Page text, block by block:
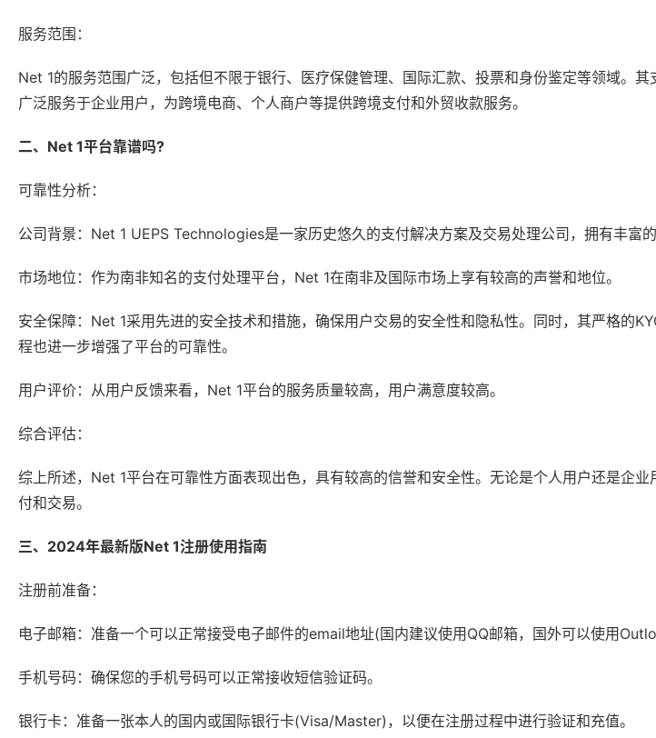
服务范围：
Net 1的服务范围广泛，包括但不限于银行、医疗保健管理、国际汇款、投票和身份鉴定等领域。
广泛服务于企业用户，为跨境电商、个人商户等提供跨境支付和外贸收款服务。
二、Net 1平台靠谱吗?
可靠性分析：
公司背景：Net 1 UEPS Technologies是一家历史悠久的支付解决方案及交易处理公司，拥有丰富的
市场地位：作为南非知名的支付处理平台，Net 1在南非及国际市场上享有较高的声誉和地位。
安全保障：Net 1采用先进的安全技术和措施，确保用户交易的安全性和隐私性。同时，其严格的
程也进一步增强了平台的可靠性。
用户评价：从用户反馈来看，Net 1平台的服务质量较高，用户满意度较高。
综合评估：
综上所述，Net 1平台在可靠性方面表现出色，具有较高的信誉和安全性。无论是个人用户还是企
付和交易。
三、2024年最新版Net 1注册使用指南
注册前准备：
电子邮箱：准备一个可以正常接受电子邮件的email地址(国内建议使用QQ邮箱，国外可以使用
手机号码：确保您的手机号码可以正常接收短信验证码。
银行卡：准备一张本人的国内或国际银行卡(Visa/Master)，以便在注册过程中进行验证和充值。